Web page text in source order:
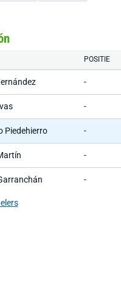
POSITIE
-
-
Piedehierro -
-
-